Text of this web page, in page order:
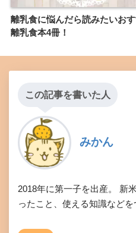
離乳食に悩んだら読みたいお
離乳食本4冊！
この記事を書いた人
みかん
2018年に第一子を出産。 新
ったこと、使える知識などを